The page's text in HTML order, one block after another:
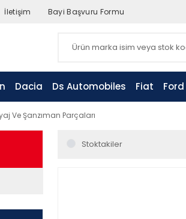
İletişim Bayi Başvuru Formu
Dacia Ds Automobiles Fiat Ford
Ve Şanzıman Parçaları
Stoktakiler